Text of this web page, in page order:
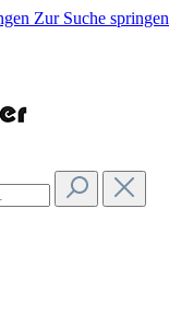
Zur Suche springen